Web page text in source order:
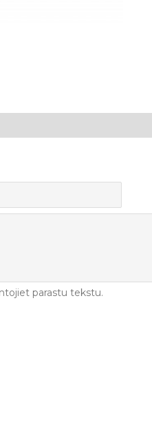
parastu tekstu.